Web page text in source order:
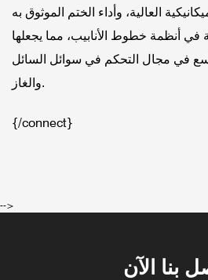
العالية، وأداء الختم الموثوق به
في أنظمة خطوط الأنابيب، مما يجعلها
في مجال التحكم في سوائل السائل
والغاز.
{/connect}
-->
بنا الآن